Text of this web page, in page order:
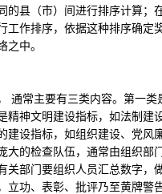
县（市）间进行排序计算
作排序，依据这种排序确
中。
常主要有三类内容。第一类
神文明建设指标，如法制
设指标，如组织建设、党
的检查队伍，通常由组织
部门要组织人员汇总数字
功、表彰、批评乃至黄牌警